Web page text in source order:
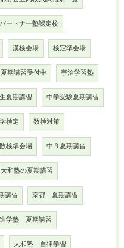
ートナー塾認定校
漢検会場 検定準会場
夏期講習受付中 宇治学習塾
夏期講習 中学受験夏期講習
検定 数検対策
数検準会場 中３夏期講習
大和塾の夏期講習
講習 京都 夏期講習
進学塾 夏期講習
大和塾 自律学習